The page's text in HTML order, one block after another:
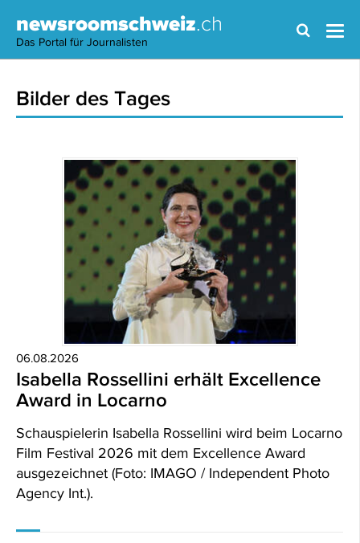
newsroomschweiz.ch
Das Portal für Journalisten
Bilder des Tages
06.08.2026
Isabella Rossellini erhält Excellence
Award in Locarno
Schauspielerin Isabella Rossellini wird beim Locarno
Film Festival 2026 mit dem Excellence Award
ausgezeichnet (Foto: IMAGO / Independent Photo
Agency Int.).